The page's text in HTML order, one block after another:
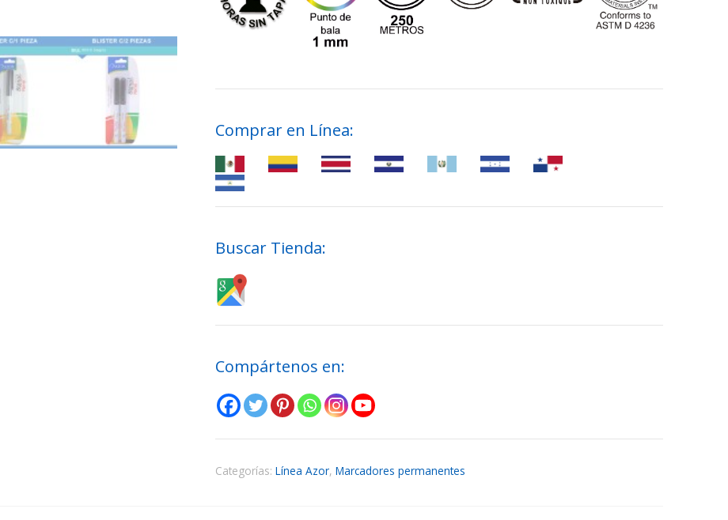
Comprar en Línea:
Buscar Tienda:
Compártenos en:
Categorías: Línea Azor, Marcadores permanentes